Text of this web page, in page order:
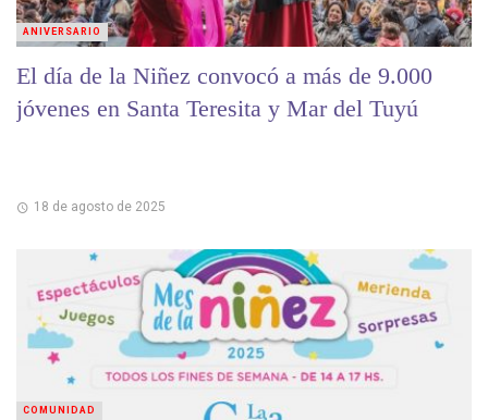
El día de la Niñez convocó a más de 9.000
jóvenes en Santa Teresita y Mar del Tuyú
18 de agosto de 2025
ANIVERSARIO
COMUNIDAD